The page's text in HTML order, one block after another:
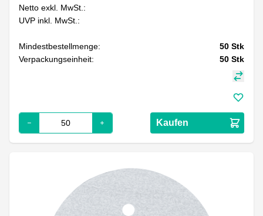
Netto exkl. MwSt.:
UVP inkl. MwSt.:
Mindestbestellmenge: 50 Stk
Verpackungseinheit:
50 Stk
Kaufen